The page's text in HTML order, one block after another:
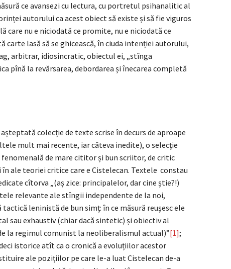
ce avansezi cu lectura, cu portretul psihanalitic al
autorului ca acest obiect să existe și să fie viguros
care nu e niciodată ce promite, nu e niciodată ce
carte lasă să se ghicească, în ciuda intenției autorului,
arbitrar, idiosincratic, obiectul ei, „stînga
pînă la revărsarea, debordarea și înecarea completă
colecție de texte scrise în decurs de aproape
mult mai recente, iar câteva inedite), o selecție
de mare cititor și bun scriitor, de critic
ale teoriei critice care e Cistelecan. Textele constau
cîtorva „(aș zice: principalelor, dar cine știe?!)
relevante ale stîngii independente de la noi,
leninistă de bun simț: în ce măsură reușesc ele
sau exhaustiv (chiar dacă sintetic) și obiectiv al
la regimul comunist la neoliberalismul actual)”[1];
istorice atît ca o cronică a evoluțiilor acestor
ale pozițiilor pe care le-a luat Cistelecan de-a